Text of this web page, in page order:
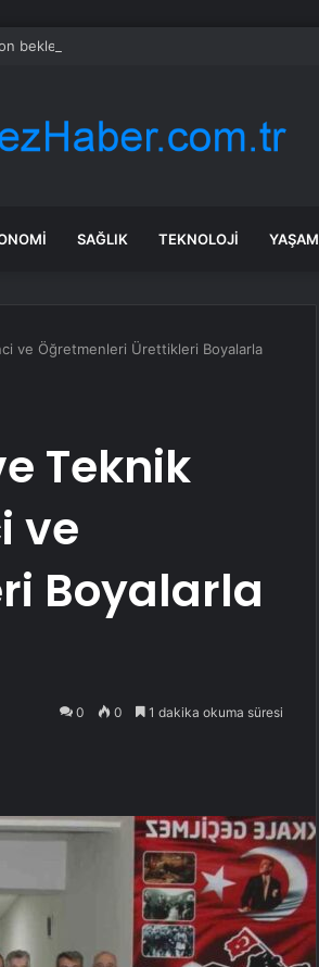
beklentisi geriledi
SAĞLIK TEKNOLOJI YAŞAM
ve Öğretmenleri Ürettikleri Boyalarla
Teknik
ve
Boyalarla
0 0 1 dakika okuma süresi